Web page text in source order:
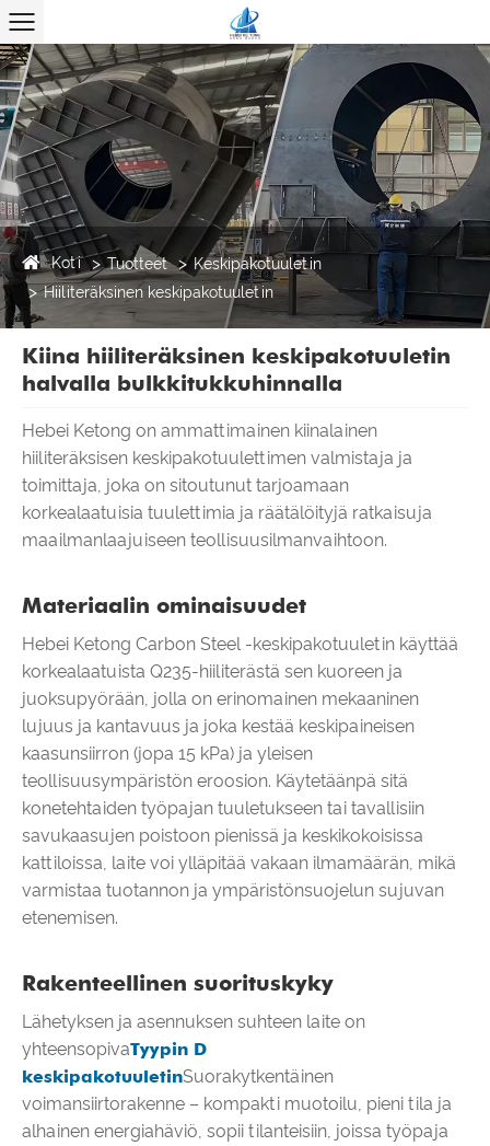
Koti Tuotteet
Keskipakotuuletin
Hiiliteräksinen keskipakotuuletin
Kiina hiiliteräksinen keskipakotuuletin
halvalla bulkkitukkuhinnalla
Hebei Ketong on ammattimainen kiinalainen
hiiliteräksisen keskipakotuulettimen valmistaja ja
toimittaja, joka on sitoutunut tarjoamaan
korkealaatuisia tuulettimia ja räätälöityjä ratkaisuja
maailmanlaajuiseen teollisuusilmanvaihtoon.
Materiaalin ominaisuudet
Hebei Ketong Carbon Steel -keskipakotuuletin käyttää
korkealaatuista Q235-hiiliterästä sen kuoreen ja
juoksupyörään, jolla on erinomainen mekaaninen
lujuus ja kantavuus ja joka kestää keskipaineisen
kaasunsiirron (jopa 15 kPa) ja yleisen
teollisuusympäristön eroosion. Käytetäänpä sitä
konetehtaiden työpajan tuuletukseen tai tavallisiin
savukaasujen poistoon pienissä ja keskikokoisissa
kattiloissa, laite voi ylläpitää vakaan ilmamäärän, mikä
varmistaa tuotannon ja ympäristönsuojelun sujuvan
etenemisen.
Rakenteellinen suorituskyky
Lähetyksen ja asennuksen suhteen laite on
yhteensopivaTyypin D
keskipakotuuletinSuorakytkentäinen
voimansiirtorakenne – kompakti muotoilu, pieni tila ja
alhainen energiahäviö, sopii tilanteisiin, joissa työpaja